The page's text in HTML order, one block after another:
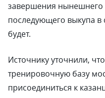
завершения нынешнего
последующего выкупа
будет.
Источнику уточнили,
тренировочную базу
присоединиться к